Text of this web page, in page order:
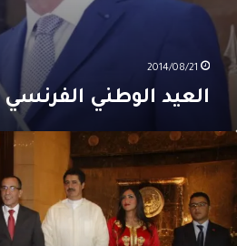
2014/08/21
العيد الوطني
اللبنانيون
يحتفلون
العرش
المغربي